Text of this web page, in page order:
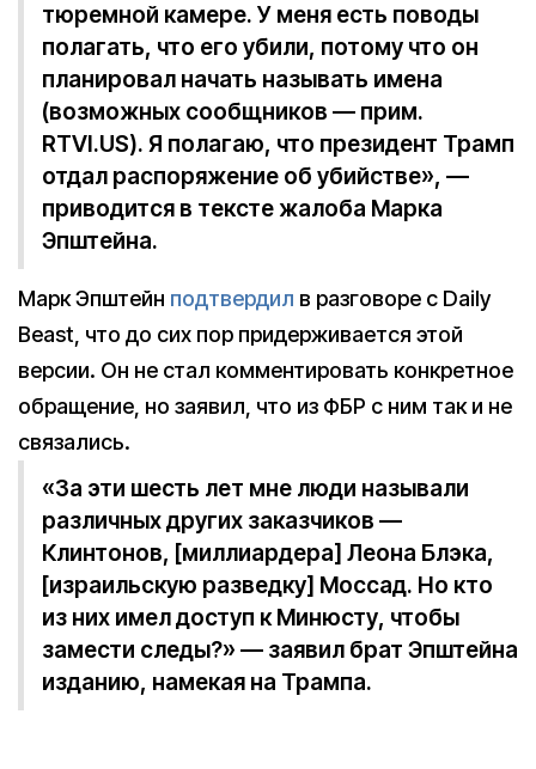
тюремной камере. У меня есть поводы
полагать, что его убили, потому что он
планировал начать называть имена
(возможных сообщников — прим.
RTVI.US). Я полагаю, что президент Трамп
отдал распоряжение об убийстве», —
приводится в тексте жалоба Марка
Эпштейна.
Марк Эпштейн подтвердил в разговоре с Daily
Beast, что до сих пор придерживается этой
версии. Он не стал комментировать конкретное
обращение, но заявил, что из ФБР с ним так и не
связались.
«За эти шесть лет мне люди называли
различных других заказчиков —
Клинтонов, [миллиардера] Леона Блэка,
[израильскую разведку] Моссад. Но кто
из них имел доступ к Минюсту, чтобы
замести следы?» — заявил брат Эпштейна
изданию, намекая на Трампа.